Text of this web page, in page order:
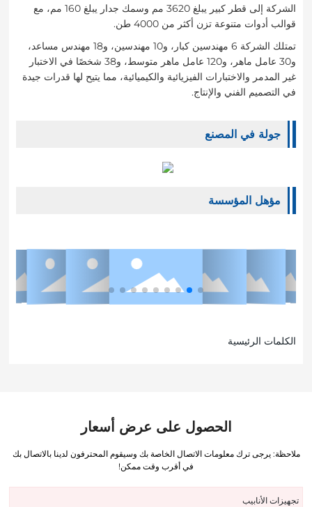
الشركة إلى قطر كبير يبلغ 3620 مم وسمك جدار يبلغ 160 مم، مع
قوالب أدوات متنوعة تزن أكثر من 4000 طن.
تمتلك الشركة 6 مهندسين كبار، و10 مهندسين، و18 مهندس مساعد،
و30 عامل ماهر، و120 عامل ماهر متوسط، و38 شخصًا في الاختبار
غير المدمر والاختبارات الفيزيائية والكيميائية، مما يتيح لها قدرات جيدة
في التصميم الفني والإنتاج.
جولة في المصنع
مؤهل المؤسسة
الكلمات الرئيسية
الحصول على عرض أسعار
ملاحظة: يرجى ترك معلومات الاتصال الخاصة بك وسيقوم المحترفون لدينا بالاتصال بك
في أقرب وقت ممكن!
تجهيزات الأنابيب